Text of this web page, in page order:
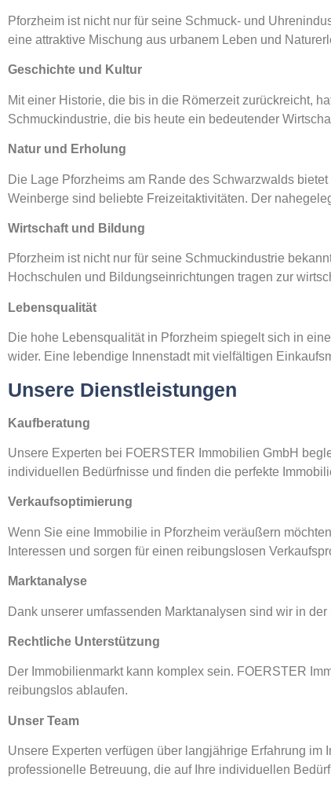
Pforzheim ist nicht nur für seine Schmuck- und
eine attraktive Mischung aus urbanem Leben und
Geschichte und Kultur
Mit einer Historie, die bis in die Römerzeit zurückreicht,
Schmuckindustrie, die bis heute ein bedeutender
Natur und Erholung
Die Lage Pforzheims am Rande des Schwarzwalds
Weinberge sind beliebte Freizeitaktivitäten. Der
Wirtschaft und Bildung
Pforzheim ist nicht nur für seine Schmuckindustrie
Hochschulen und Bildungseinrichtungen tragen zur
Lebensqualität
Die hohe Lebensqualität in Pforzheim spiegelt sich in
wider. Eine lebendige Innenstadt mit vielfältigen
Unsere Dienstleistungen
Kaufberatung
Unsere Experten bei FOERSTER Immobilien GmbH
individuellen Bedürfnisse und finden die perfekte
Verkaufsoptimierung
Wenn Sie eine Immobilie in Pforzheim veräußern
Interessen und sorgen für einen reibungslosen
Marktanalyse
Dank unserer umfassenden Marktanalysen sind wir in
Rechtliche Unterstützung
Der Immobilienmarkt kann komplex sein. FOERSTER
reibungslos ablaufen.
Unser Team
Unsere Experten verfügen über langjährige Erfahrung
professionelle Betreuung, die auf Ihre individuellen